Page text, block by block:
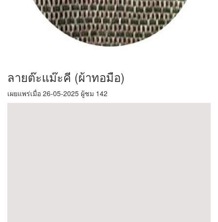
ลายต๊ะแม๊ะคี (ผ้าทอมือ)
เผยแพร่เมื่อ 26-05-2025 ผู้ชม 142